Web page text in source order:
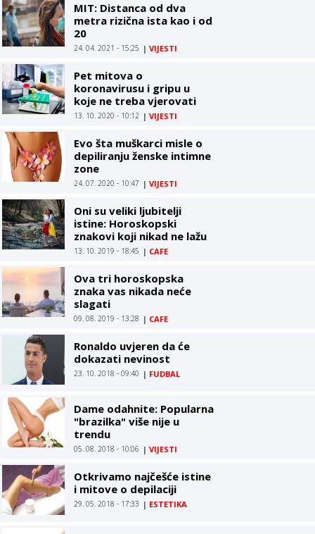
MIT: Distanca od dva
metra rizična ista kao i od
20
24. 04. 2021 - 15:25 | VIJESTI
Pet mitova o
koronavirusu i gripu u
koje ne treba vjerovati
13. 10. 2020 - 10:12 | VIJESTI
Evo šta muškarci misle o
depiliranju ženske intimne
zone
24. 07. 2020 - 10:47 | VIJESTI
Oni su veliki ljubitelji
istine: Horoskopski
znakovi koji nikad ne lažu
13. 10. 2019 - 18:45 | CAFE
Ova tri horoskopska
znaka vas nikada neće
slagati
09. 08. 2019 - 13:28 | CAFE
Ronaldo uvjeren da će
dokazati nevinost
23. 10. 2018 - 09:40 | FUDBAL
Dame odahnite: Popularna
"brazilka" više nije u
trendu
05. 08. 2018 - 10:06 | VIJESTI
Otkrivamo najčešće istine
i mitove o depilaciji
29. 05. 2018 - 17:33 | ESTETIKA